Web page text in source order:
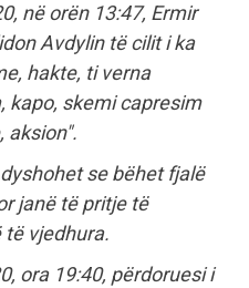
në orën 13:47, Ermir
Avdylin të cilit i ka
hakte, ti verna
kapo, skemi capresim
aksion".
se bëhet fjalë
janë të pritje të
të vjedhura.
ora 19:40, përdoruesi i